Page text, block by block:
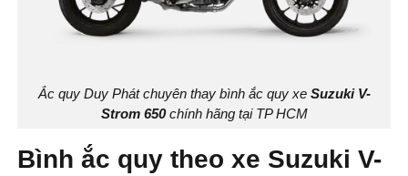
Ắc quy Duy Phát chuyên thay bình ắc quy xe Suzuki V-
Strom 650chính hãng tại TP HCM
Bình ắc quy theo xe Suzuki V-